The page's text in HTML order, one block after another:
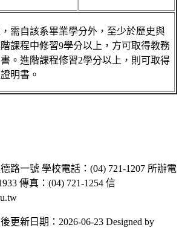
需自該系畢業學分外，至少於歷史與
課程中修習9學分以上，方可取得教務
。進階課程修習2學分以上，則可取得
明書。
路一號 學校電話：(04) 721-1207 所辦電
傳真：(04) 721-1254 信
更新日期：2026-06-23 Designed by